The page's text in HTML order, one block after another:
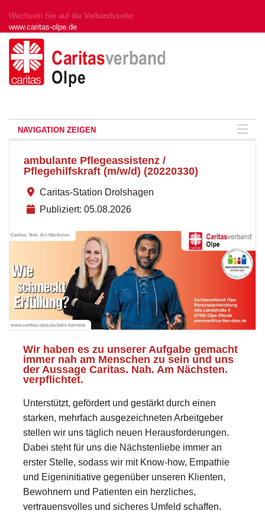
Wechseln Sie auf die Verbandsseite:
www.caritas-olpe.de
NAVIGATION ZEIGEN
ambulante Pflegeassistenz /
Pflegehilfskraft (m/w/d) (20220330)
Caritas-Station Drolshagen
Publiziert: 05.08.2026
Wir haben es zu unserer Aufgabe gemacht
immer nah am Menschen zu sein und uns
der Aussage Caritas. Nah. Am Nächsten.
verpflichtet.
Unterstützt, gefördert und gestärkt durch einen
starken, mehrfach ausgezeichneten Arbeitgeber
stellen wir uns täglich neuen Herausforderungen.
Dabei steht für uns die Nächstenliebe immer an
erster Stelle, sodass wir mit Know-how, Empathie
und Eigeninitiative gegenüber unseren Klienten,
Bewohnern und Patienten ein herzliches,
vertrauensvolles und sicheres Umfeld schaffen.